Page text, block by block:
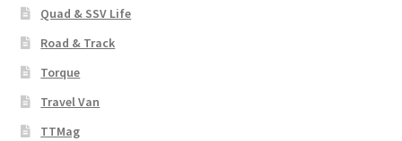
Quad & SSV Life
Road & Track
Torque
Travel Van
TTMag